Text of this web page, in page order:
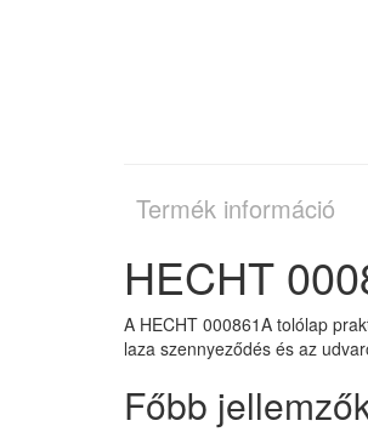
Termék információ
HECHT
A HECHT 000861A tolólap
laza szennyeződés és az
Főbb